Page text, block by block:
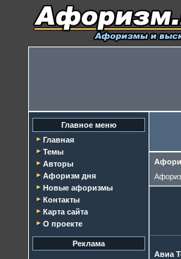
Главное меню
Главная
Темы
Авторы
Афоризм дня
Новые афоризмы
Контакты
Карта сайта
О проекте
Реклама
Авиа